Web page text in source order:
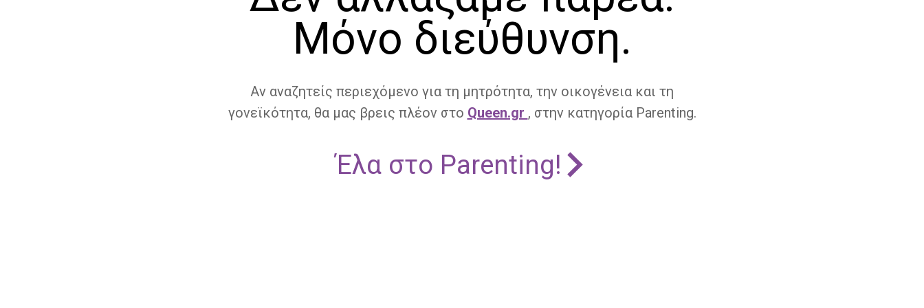
Μόνο διεύθυνση.
Αν αναζητείς περιεχόμενο για τη μητρότητα, την οικογένεια και τη
γονεϊκότητα, θα μας βρεις πλέον στο Queen.gr , στην κατηγορία Parenting.
Έλα στο Parenting!